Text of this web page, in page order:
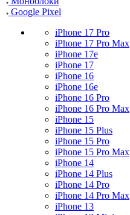
Google Pixel
iPhone 17 Pro
iPhone 17 Pro Max
iPhone 17e
iPhone 17
iPhone 16
iPhone 16e
iPhone 16 Pro
iPhone 16 Pro Max
iPhone 15
iPhone 15 Plus
iPhone 15 Pro
iPhone 15 Pro Max
iPhone 14
iPhone 14 Plus
iPhone 14 Pro
iPhone 14 Pro Max
iPhone 13